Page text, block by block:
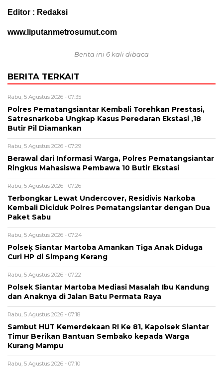
Editor : Redaksi
www.liputanmetrosumut.com
Berita ini 6 kali dibaca
BERITA TERKAIT
Rabu, 5 Agustus 2026 - 07:35
Polres Pematangsiantar Kembali Torehkan Prestasi,
Satresnarkoba Ungkap Kasus Peredaran Ekstasi ,18
Butir Pil Diamankan
Rabu, 5 Agustus 2026 - 07:29
Berawal dari Informasi Warga, Polres Pematangsiantar
Ringkus Mahasiswa Pembawa 10 Butir Ekstasi
Rabu, 5 Agustus 2026 - 07:26
Terbongkar Lewat Undercover, Residivis Narkoba
Kembali Diciduk Polres Pematangsiantar dengan Dua
Paket Sabu
Rabu, 5 Agustus 2026 - 07:24
Polseķ Siantar Martoba Amankan Tiga Anak Diduga
Curi HP di Simpang Kerang
Rabu, 5 Agustus 2026 - 07:22
Polsek Siantar Martoba Mediasi Masalah Ibu Kandung
dan Anaknya di Jalan Batu Permata Raya
Rabu, 5 Agustus 2026 - 07:18
Sambut HUT Kemerdekaan RI Ke 81, Kapolsek Siantar
Timur Berikan Bantuan Sembako kepada Warga
Kurang Mampu
Rabu, 5 Agustus 2026 - 07:10